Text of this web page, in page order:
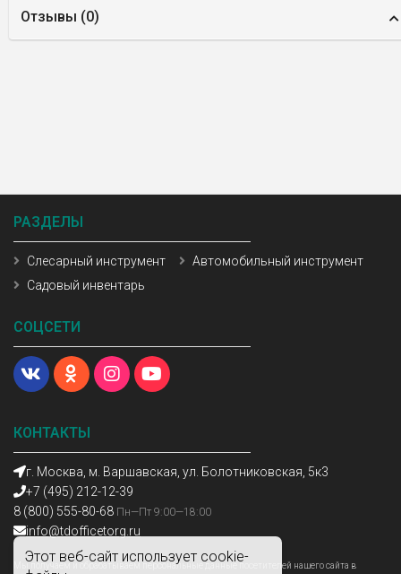
Этот веб-сайт использует cookie-
Отзывы (0)
КОНТАКТЫ
г. Москва, м. Варшавская, ул. Болотниковская, 5к3
+7 (495) 212-12-39
8 (800) 555-80-68 Пн—Пт 9:00—18:00
info@tdofficetorg.ru
Мы получаем и обрабатываем персональные данные посетителей нашего сайта в
РАЗДЕЛЫ
Слесарный инструмент
Автомобильный инструмент
Садовый инвентарь
СОЦСЕТИ